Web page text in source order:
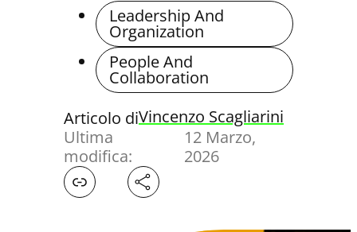
Leadership And
Organization
People And
Collaboration
Articolo diVincenzo Scagliarini
Ultima
modifica:
12 Marzo,
2026